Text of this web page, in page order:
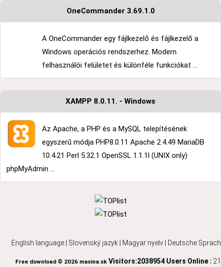
OneCommander 3.69.1.0
A OneCommander egy fájlkezelő és fájlkezelő a
Windows operációs rendszerhez. Modern
felhasználói felületet és különféle funkciókat ...
XAMPP 8.0.11. - Windows
Az Apache, a PHP és a MySQL telepítésének
egyszerű módja PHP8.0.11 Apache 2.4.49 MariaDB
10.4.21 Perl 5.32.1 OpenSSL 1.1.1l (UNIX only)
phpMyAdmin ...
English language Slovenský jazyk Magyar nyelv Deutsche
Free download © 2026 masina.skVisitors:2038954 Users Online : 21